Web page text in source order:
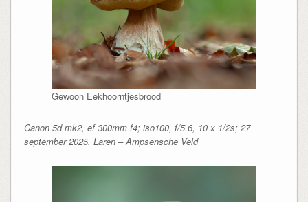
Gewoon Eekhoorntjesbrood
Canon 5d mk2, ef 300mm f4; iso100, f/5.6, 10 x 1/2s; 27
september 2025, Laren – Ampsensche Veld